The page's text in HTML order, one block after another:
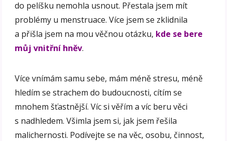
do pelíšku nemohla usnout. Přestala jsem mít
problémy u menstruace. Více jsem se zklidnila
a přišla jsem na mou věčnou otázku, kde se bere
můj vnitřní hněv.
Více vnímám samu sebe, mám méně stresu, méně
hledím se strachem do budoucnosti, cítím se
mnohem šťastnější. Víc si věřím a víc beru věci
s nadhledem. Všimla jsem si, jak jsem řešila
malichernosti. Podívejte se na věc, osobu, činnost,